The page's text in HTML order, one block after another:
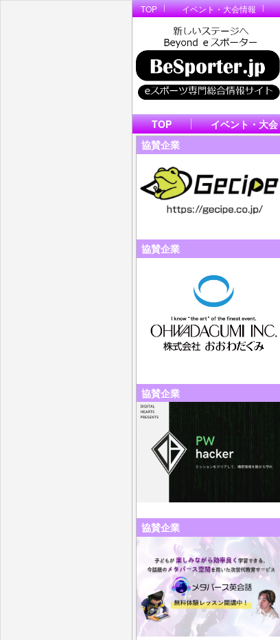
TOP イベント・大会情報
TOP イベント・大会
協賛企業
協賛企業
協賛企業
協賛企業